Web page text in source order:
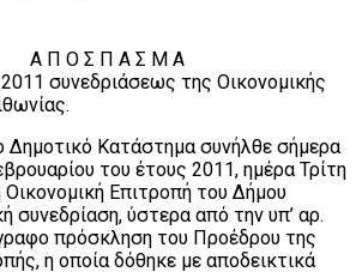
Α Σ Μ Α
συνεδριάσεως της Οικονομικής
Δημοτικό Κατάστημα συνήλθε σήμερα
του έτους 2011, ημέρα Τρίτη
Επιτροπή του Δήμου
συνεδρίαση, ύστερα από την υπ’ αρ.
πρόσκληση του Προέδρου της
η οποία δόθηκε με αποδεικτικά